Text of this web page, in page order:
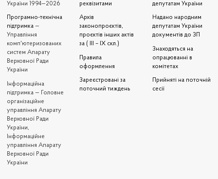
України 1994—2026
Програмно-технічна
підтримка —
Управління
комп'ютеризованих
систем Апарату
Верховної Ради
України
Iнформаційна
підтримка — Головне
організаційне
управління Апарату
Верховної Ради
України,
Інформаційне
управління Апарату
Верховної Ради
України
реквізитами
Архів
законопроєктів,
проєктів інших актів
за ( III – IX скл.)
Правила
оформлення
Зареєстровані за
поточний тиждень
депутатам України
Надано народним
депутатам України
документів до ЗП
Знаходяться на
опрацюванні в
комітетах
Прийняті на поточній
сесії